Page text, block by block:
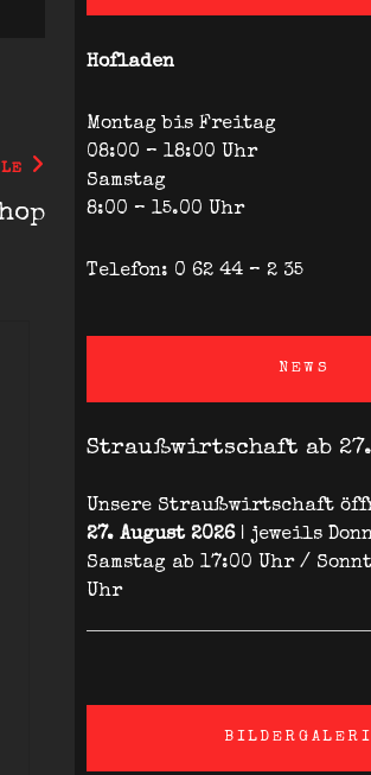
Hofladen
Montag bis Freitag
08:00 – 18:00 Uhr
Samstag
8:00 – 15.00 Uhr
Telefon: 0 62 44 – 2 35
NEWS
Straußwirtschaft ab 27.
Unsere Straußwirtschaft
27. August 2026| jeweils
Samstag ab 17:00 Uhr /
Uhr